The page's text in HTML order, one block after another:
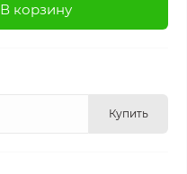
В корзину
Купить